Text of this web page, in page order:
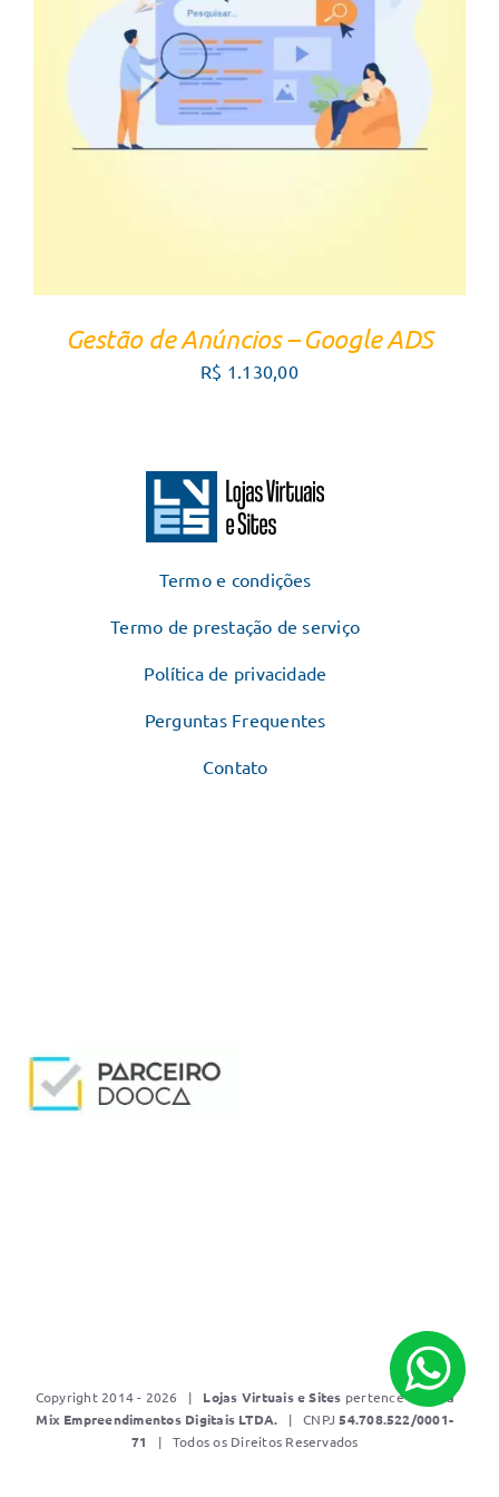
FALE COM UM CONSULTOR / DETALHES
Gestão de Anúncios – Google ADS
R$ 1.130,00
Termo e condições
Termo de prestação de serviço
Política de privacidade
Perguntas Frequentes
Contato
Copyright 2014 - 2026 | Lojas Virtuais e Sites pertence a
Mídia
Mix Empreendimentos Digitais LTDA. | CNPJ54.708.522/0001-
71
| Todos os Direitos Reservados